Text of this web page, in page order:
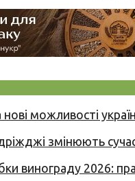
можливості
змінюють
винограду 2026: